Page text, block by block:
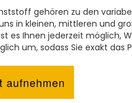
gehören zu den
in kleinen, mittleren und
es Ihnen jederzeit möglich,
um, sodass Sie exakt das
aufnehmen